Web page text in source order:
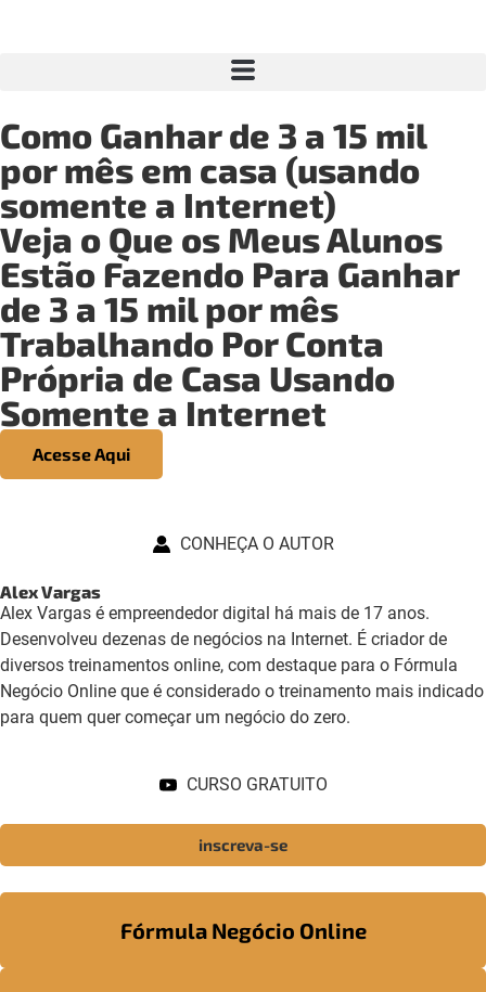
Como Ganhar de 3 a 15 mil
por mês em casa (usando
somente a Internet)
Veja o Que os Meus Alunos
Estão Fazendo Para Ganhar
de 3 a 15 mil por mês
Trabalhando Por Conta
Própria de Casa Usando
Somente a Internet
Acesse Aqui
CONHEÇA O AUTOR
Alex Vargas
Alex Vargas é empreendedor digital há mais de 17 anos.
Desenvolveu dezenas de negócios na Internet. É criador de
diversos treinamentos online, com destaque para o Fórmula
Negócio Online que é considerado o treinamento mais indicado
para quem quer começar um negócio do zero.
CURSO GRATUITO
inscreva-se
Fórmula Negócio Online